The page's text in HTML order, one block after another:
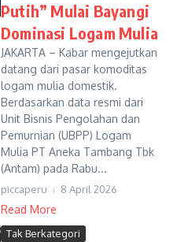
Putih” Mulai Bayangi
Dominasi Logam Mulia
JAKARTA – Kabar mengejutkan
datang dari pasar komoditas
logam mulia domestik.
Berdasarkan data resmi dari
Unit Bisnis Pengolahan dan
Pemurnian (UBPP) Logam
Mulia PT Aneka Tambang Tbk
(Antam) pada Rabu...
piccaperu 8 April 2026
Read More
Tak Berkategori